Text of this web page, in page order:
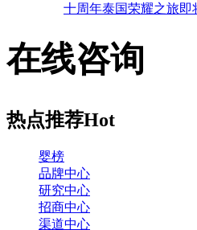
十周年泰国荣耀之旅即
在线咨询
热点推荐Hot
婴榜
品牌中心
研究中心
招商中心
渠道中心